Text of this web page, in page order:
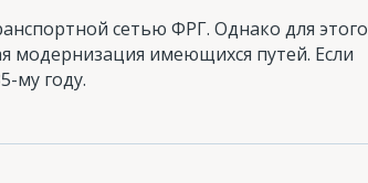
сетью ФРГ. Однако для этого
модернизация имеющихся путей. Если
му году.